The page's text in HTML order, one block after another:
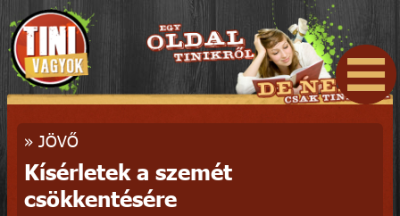
» JÖVŐ
Kísérletek a szemét
csökkentésére